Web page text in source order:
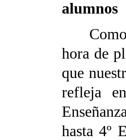
alumnos
Como
hora de
que
refleja
hasta 4º